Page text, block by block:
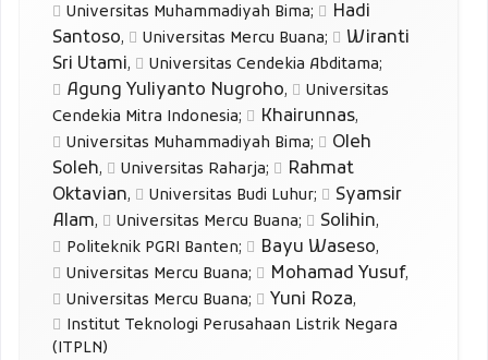
Universitas Muhammadiyah Bima;
Hadi
Santoso, Universitas Mercu Buana;
Wiranti
Sri Utami, Universitas Cendekia Abditama;
Agung Yuliyanto Nugroho,
Universitas
Cendekia Mitra Indonesia; Khairunnas,
Universitas Muhammadiyah Bima;
Oleh
Soleh, Universitas Raharja;
Rahmat
Oktavian, Universitas Budi Luhur;
Syamsir
Alam, Universitas Mercu Buana; Solihin,
Politeknik PGRI Banten; Bayu Waseso,
Universitas Mercu Buana; Mohamad Yusuf,
Universitas Mercu Buana; Yuni Roza,
Institut Teknologi Perusahaan Listrik Negara
(ITPLN)